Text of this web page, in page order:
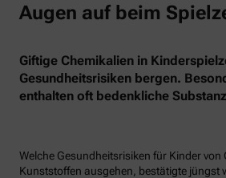
Augen auf beim
Giftige Chemikalien in
Gesundheitsrisiken bergen.
enthalten oft bedenkliche
Welche Gesundheitsrisiken für Kinder von
Kunststoffen ausgehen, bestätigte jüngst